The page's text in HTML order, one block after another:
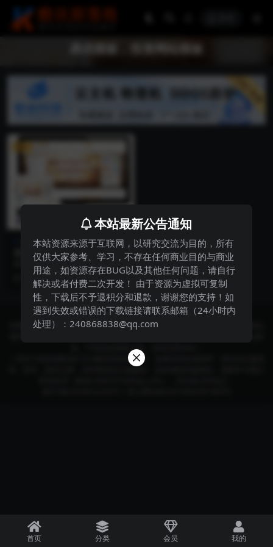
易优模板，投资网站模板
易优模板
易优模板股权投资财富管理网
站模板
模板介绍： 本模板自带eyoucms内
核，无需再下载eyou系统，原创设
计、手工...
2 年前 216 9.9
Copyright © 2024酷讯部落格- All rights reserved
本网站所有发布的源码、软件和资料均为作者提供或网友推荐收集各大资源网站
途，不得违反国家法律。否则后果自负！
一切关于该资源商业行为与酷讯部落格无关。如果您喜欢该程序，请支持正版源
码、软件，购买注册，得到更好的正版服务。如有侵犯你版权的，请邮件与我们
首页 分类 会员 我的
本站最新公告通知
本站资源来源于互联网，以研究交流为目的，所有
仅供大家参考、学习，不存在任何商业目的与商业
用途，如资源存在BUG以及其他任何问题，请自行
解决或者付费二次开发！ 由于资源为虚拟可复制
性，下载后不予退积分和退款，谢谢您的支持！如
遇到失效或错误的下载链接请联系邮箱（24小时内
处理）：240868838@qq.com